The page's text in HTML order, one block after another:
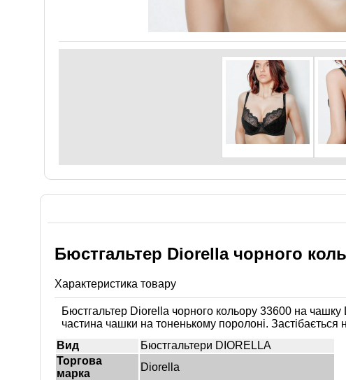
Бюстгальтер Diorella чорного
Характеристика товару
Бюстгальтер Diorella чорного кольору 33600 на
частина чашки на тоненькому поролоні. Застібається
Вид
Бюстгальтери DIORELLA
Торгова
марка
Diorella